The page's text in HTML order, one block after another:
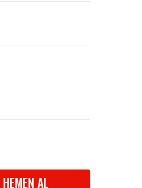
HEMEN AL